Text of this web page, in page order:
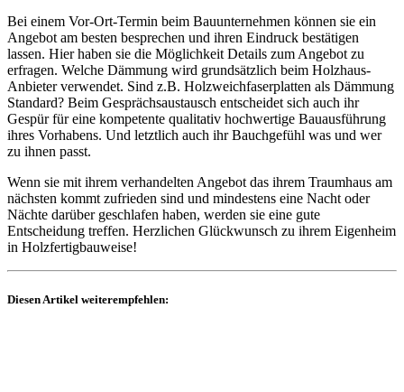
Bei einem Vor-Ort-Termin beim Bauunternehmen können sie ein
Angebot am besten besprechen und ihren Eindruck bestätigen
lassen. Hier haben sie die Möglichkeit Details zum Angebot zu
erfragen. Welche Dämmung wird grundsätzlich beim Holzhaus-
Anbieter verwendet. Sind z.B. Holzweichfaserplatten als Dämmung
Standard? Beim Gesprächsaustausch entscheidet sich auch ihr
Gespür für eine kompetente qualitativ hochwertige Bauausführung
ihres Vorhabens. Und letztlich auch ihr Bauchgefühl was und wer
zu ihnen passt.
Wenn sie mit ihrem verhandelten Angebot das ihrem Traumhaus am
nächsten kommt zufrieden sind und mindestens eine Nacht oder
Nächte darüber geschlafen haben, werden sie eine gute
Entscheidung treffen. Herzlichen Glückwunsch zu ihrem Eigenheim
in Holzfertigbauweise!
Diesen Artikel weiterempfehlen: